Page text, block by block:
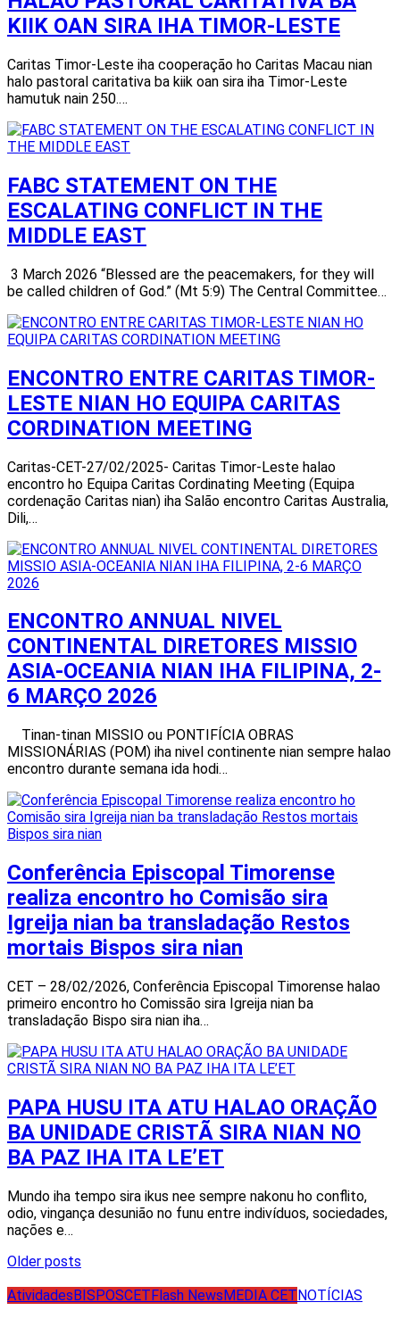
KIIK OAN SIRA IHA TIMOR-LESTE
Caritas Timor-Leste iha cooperação ho Caritas Macau nian
halo pastoral caritativa ba kiik oan sira iha Timor-Leste
hamutuk nain 250.…
FABC STATEMENT ON THE
ESCALATING CONFLICT IN THE
MIDDLE EAST
3 March 2026 “Blessed are the peacemakers, for they will
be called children of God.” (Mt 5:9) The Central Committee…
ENCONTRO ENTRE CARITAS TIMOR-
LESTE NIAN HO EQUIPA CARITAS
CORDINATION MEETING
Caritas-CET-27/02/2025- Caritas Timor-Leste halao
encontro ho Equipa Caritas Cordinating Meeting (Equipa
cordenação Caritas nian) iha Salão encontro Caritas Australia,
Dili,…
ENCONTRO ANNUAL NIVEL
CONTINENTAL DIRETORES MISSIO
ASIA-OCEANIA NIAN IHA FILIPINA, 2-
6 MARÇO 2026
Tinan-tinan MISSIO ou PONTIFÍCIA OBRAS
MISSIONÁRIAS (POM) iha nivel continente nian sempre halao
encontro durante semana ida hodi…
Conferência Episcopal Timorense
realiza encontro ho Comisão sira
Igreija nian ba transladação Restos
mortais Bispos sira nian
CET – 28/02/2026, Conferência Episcopal Timorense halao
primeiro encontro ho Comissão sira Igreija nian ba
transladação Bispo sira nian iha…
PAPA HUSU ITA ATU HALAO ORAÇÃO
BA UNIDADE CRISTÃ SIRA NIAN NO
BA PAZ IHA ITA LE’ET
Mundo iha tempo sira ikus nee sempre nakonu ho conflito,
odio, vingança desunião no funu entre indivíduos, sociedades,
nações e…
Posts
navigation
Older posts
AtividadesBISPOSCETFlash NewsMEDIA CETNOTÍCIAS